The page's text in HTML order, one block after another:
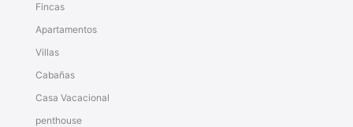
Fincas
Apartamentos
Villas
Cabañas
Casa Vacacional
penthouse